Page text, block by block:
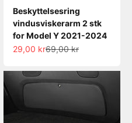
Beskyttelsesring
vindusviskerarm 2 stk
for Model Y 2021-2024
Salgspris
29,00 krNormalpris
69,00 kr